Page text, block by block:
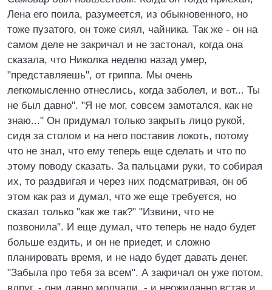
Лена его поилa, разумеется, из обыкновенного, но
тоже пузатого, он тоже сиял, чайника. Так же - он на
самом деле не закричал и не застонал, когда она
сказала, что Николка неделю назад умер,
"представляешь", от гриппа. Мы очень
легкомысленно отнеслись, когда заболел, и вот... Ты
не был давно". "Я не мог, совсем замотался, как не
знаю..." Он придумал только закрыть лицо рукой,
сидя за столом и на него поставив локоть, потому
что не знал, что ему теперь еще сделать и что по
этому поводу сказать. За пальцами руки, то собирая
их, то раздвигая и через них подсматривая, он об
этом как раз и думал, что же еще требуется, но
сказал только "как же так?" "Извини, что не
позвонила". И еще думал, что теперь не надо будет
больше ездить, и он не приедет, и сложно
планировать время, и не надо будет давать денег.
"Забыла про тебя за всем". А закричал он уже потом,